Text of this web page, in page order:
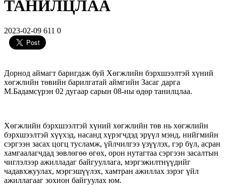
ТАНИЛЦЛАА
2023-02-09 611 0
Дорнод аймагт баригдаж буй Хөгжлийн бэрхшээлтэй хүний
хөгжлийн төвийн барилгатай аймгийн Засаг дарга
М.Бадамсүрэн 02 дугаар сарын 08-ны өдөр танилцлаа.
Хөгжлийн бэрхшээлтэй хүний хөгжлийн төв нь хөгжлийн
бэрхшээлтэй хүүхэд, насанд хүрэгчдэд эрүүл мэнд, нийгмийн
сэргээн засах цогц тусламж, үйлчилгээ үзүүлэх, гэр бүл, асран
хамгаалагчдад зөвлөгөө өгөх, орон нутагтаа сэргээн засалтын
чиглэлээр ажилладаг байгууллага, мэргэжилтнүүдийг
чадавхжуулах, мэргэшүүлэх, хамтран ажиллах зэрэг үйл
ажиллагааг зохион байгуулах юм.